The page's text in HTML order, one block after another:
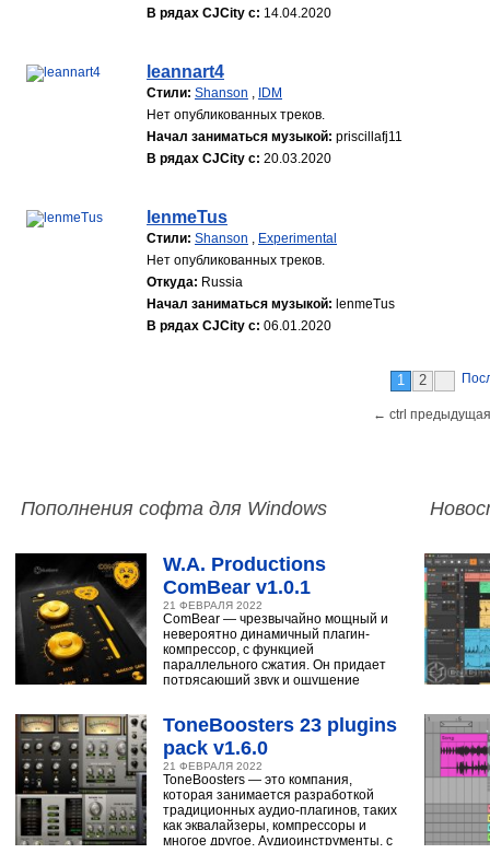
В рядах CJCity с: 14.04.2020
leannart4
Стили: Shanson , IDM
Нет опубликованных треков.
Начал заниматься музыкой: priscillafj11
В рядах CJCity с: 20.03.2020
lenmeTus
Стили: Shanson , Experimental
Нет опубликованных треков.
Откуда: Russia
Начал заниматься музыкой: lenmeTus
В рядах CJCity с: 06.01.2020
1 2
← ctrl
Пополнения софта для Windows
W.A. Productions
ComBear v1.0.1
21 ФЕВРАЛЯ 2022
ComBear — чрезвычайно мощный и
невероятно динамичный плагин-
компрессор, с функцией
параллельного сжатия. Он придает
потрясающий звук и ощущение
ToneBoosters 23 plugins
pack v1.6.0
21 ФЕВРАЛЯ 2022
ToneBoosters — это компания,
которая занимается разработкой
традиционных аудио-плагинов, таких
как эквалайзеры, компрессоры и
многое другое. Аудиоинструменты, с